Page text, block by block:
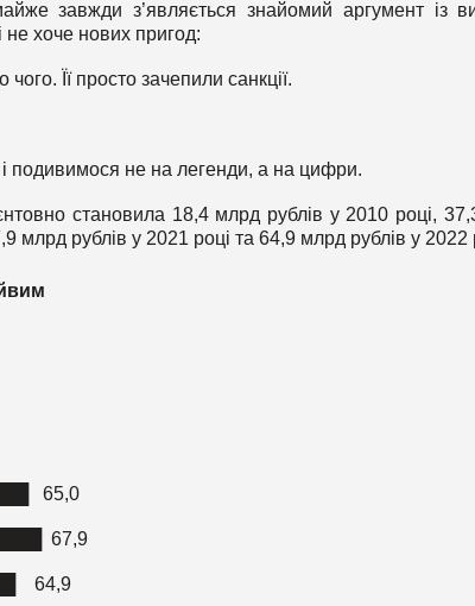
завжди з’являється знайомий аргумент із
не хоче нових пригод:
Її просто зачепили санкції.
і подивимося не на легенди, а на цифри.
становила 18,4 млрд рублів у 2010 році,
млрд рублів у 2021 році та 64,9 млрд рублів у 2022
65,0
67,9
64,9